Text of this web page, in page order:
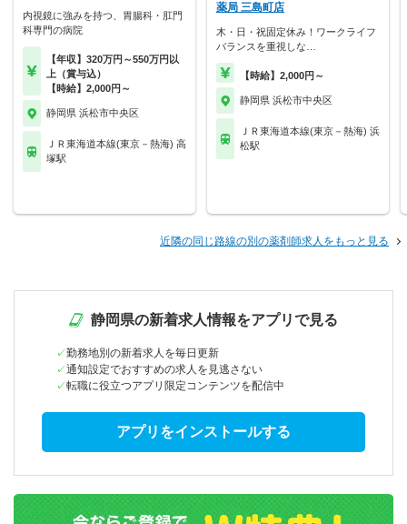
内視鏡に強みを持つ、胃腸科・肛門
科専門の病院
【年収】320万円～550万円以
上（賞与込）
【時給】2,000円～
静岡県 浜松市中央区
ＪＲ東海道本線(東京－熱海) 高
塚駅
薬局 三島町店
木・日・祝固定休み！ワークライフ
バランスを重視しな…
【時給】2,000円～
静岡県 浜松市中央区
ＪＲ東海道本線(東京－熱海) 浜
松駅
近隣の同じ路線の別の薬剤師求人をもっと見る
静岡県の新着求人情報をアプリで見る
勤務地別の新着求人を毎日更新
通知設定でおすすめの求人を見逃さない
転職に役立つアプリ限定コンテンツを配信中
アプリをインストールする